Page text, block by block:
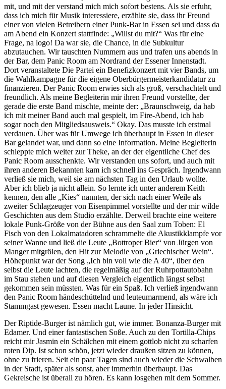
mit, und mit der verstand mich mich sofort bestens. Als sie erfuhr,
dass ich mich für Musik interessiere, erzählte sie, dass ihr Freund
einer von vielen Betreibern einer Punk-Bar in Essen sei und dass da
am Abend ein Konzert stattfinde: „Willst du mit?“ Was für eine
Frage, na logo! Da war sie, die Chance, in die Subkultur
abzutauchen. Wir tauschten Nummern aus und trafen uns abends in
der Bar, dem Panic Room am Nordrand der Essener Innenstadt.
Dort veranstaltete Die Partei ein Benefizkonzert mit vier Bands, um
die Wahlkampagne für die eigene Oberbürgermeisterkandidatur zu
finanzieren. Der Panic Room erwies sich als groß, verschachtelt und
freundlich. Als meine Begleiterin mir ihren Freund vorstellte, der
gerade die erste Band mischte, meinte der: „Braunschweig, da hab
ich mit meiner Band auch mal gespielt, im Fire-Abend, ich hab
sogar noch den Mitgliedsausweis.“ Okay. Das musste ich erstmal
verdauen. Über was für Umwege ich überhaupt in Essen in dieser
Bar gelandet war, und dann so eine Information. Meine Begleiterin
schleppte mich weiter zur Theke, an der der eigentliche Chef des
Panic Room ausschenkte. Wir verstanden uns sofort, und auch mit
ihren anderen Bekannten kam ich schnell ins Gespräch. Irgendwann
verließ sie mich, weil sie am nächsten Tag in den Urlaub wollte.
Aber ich blieb ja nicht allein. So lernte ich unter anderem Keith
kennen, den alle „Kies“ nannten, der sich nach einer Weile als
zweiter Schlagzeuger von Eisenpimmel vorstellte und der mir wilde
Geschichten aus dem Studio erzählte. Derweil brachte eine weitere
lokale Punk-Größe von der Bühne aus den Saal zum Toben: El
Fisch von den Lokalmatadoren schrammelte die Akustikklampfe vor
seiner Wanne und ließ die Leute „Bottroper Bier“ von Jürgen von
Manger mitgrölen, den Hit zur Melodie von „Griechischer Wein“.
Höhepunkt war der Song „Ich bin voll wie die A 40“, über den
selbst die Leute lachten, die regelmäßig auf der Ruhrpottautobahn
im Stau stehen und auf diesen Vergleich eigentlich längst selbst
gekommen sein müssten. Was für ein Spaß. Ich verließ irgendwann
den Panic Room händeschüttelnd und leuteumarmend, als wäre ich
Stammgast gewesen. Essen macht Laune. In jeder Hinsicht.
Der Riptide-Burger ist nämlich gut, wie immer. Bonanza-Burger mit
Edamer. Und einer fantastischen Soße. Auch zu den Tortilla-Chips
reicht mir Jasmin ein Schälchen mit einem gottlob nicht zu scharfen
roten Dip. Ist schon schön, jetzt wieder draußen sitzen zu können,
ohne zu frieren. Seit ein paar Tagen sind auch wieder die Schwalben
in der Stadt, später als sonst, aber immerhin überhaupt. Das
Gekreische ist überall zu hören. Es kann losgehen mit dem Sommer.